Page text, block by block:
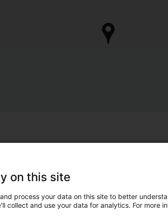
on this site
process your data on this site to better
collect and use your data for analytics. For more